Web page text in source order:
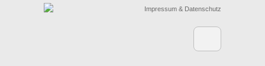
Impressum & Datenschutz